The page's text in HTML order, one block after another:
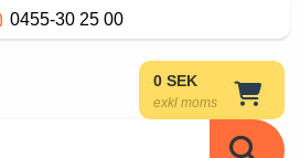
0455-30 25 00
0 SEK
exkl moms